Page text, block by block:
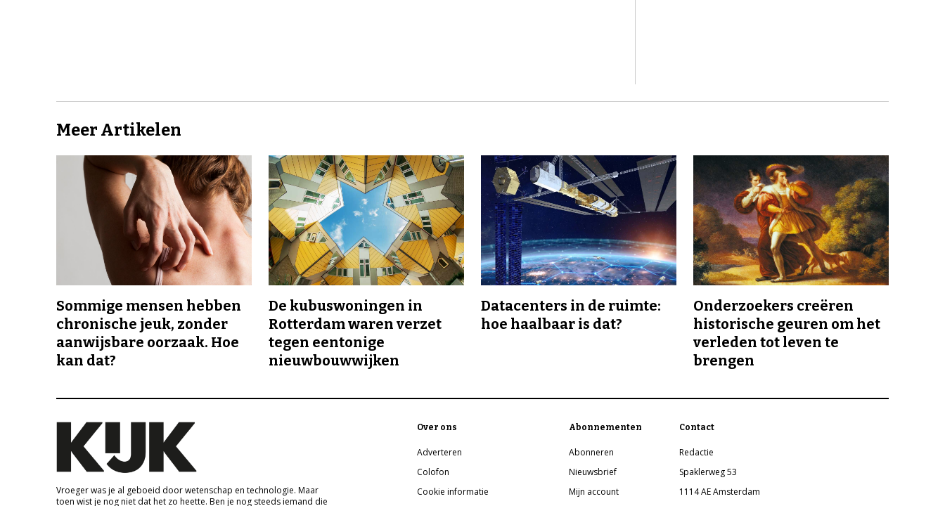
Meer Artikelen
Sommige mensen hebben
chronische jeuk, zonder
aanwijsbare oorzaak. Hoe
kan dat?
De kubuswoningen in
Rotterdam waren verzet
tegen eentonige
nieuwbouwwijken
Datacenters in de ruimte:
hoe haalbaar is dat?
Onderzoekers creëren
historische geuren om het
verleden tot leven te
brengen
Vroeger was je al geboeid door wetenschap en technologie. Maar
toen wist je nog niet dat het zo heette. Ben je nog steeds iemand die
Over ons
Adverteren
Colofon
Cookie informatie
Abonnementen
Abonneren
Nieuwsbrief
Mijn account
Contact
Redactie
Spaklerweg 53
1114 AE Amsterdam